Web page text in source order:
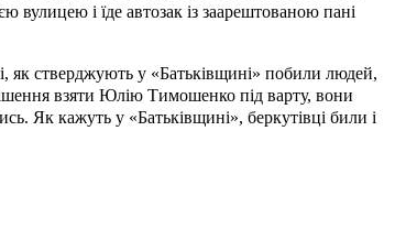
вулицею і їде автозак із заарештованою пані
як стверджують у «Батьківщині» побили людей,
взяти Юлію Тимошенко під варту, вони
Як кажуть у «Батьківщині», беркутівці били і